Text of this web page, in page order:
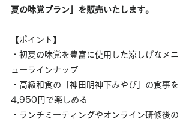
夏の味覚プラン」を販売いたします。
【ポイント】
・初夏の味覚を豊富に使用した涼しげなメニ
ューラインナップ
・高級和食の「神田明神下みやび」の食事を
4,950円で楽しめる
・ランチミーティングやオンライン研修後の